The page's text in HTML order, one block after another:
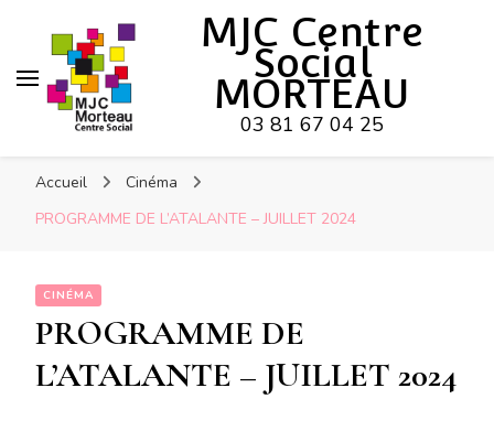
MJC Centre
Social
MORTEAU
03 81 67 04 25
Accueil
Cinéma
PROGRAMME DE L’ATALANTE – JUILLET 2024
CINÉMA
PROGRAMME DE
L’ATALANTE – JUILLET 2024